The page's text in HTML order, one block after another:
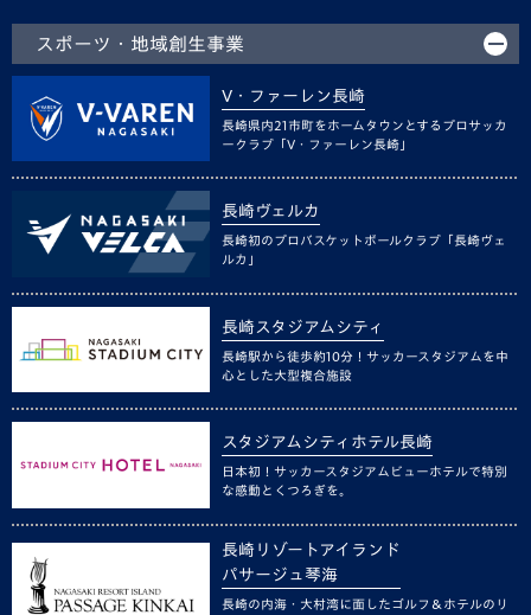
スポーツ・地域創生事業
V・ファーレン長崎
長崎県内21市町をホームタウンとするプロサッカ
ークラブ「V・ファーレン長崎」
長崎ヴェルカ
長崎初のプロバスケットボールクラブ「長崎ヴェ
ルカ」
長崎スタジアムシティ
長崎駅から徒歩約10分！サッカースタジアムを中
心とした大型複合施設
スタジアムシティホテル長崎
日本初！サッカースタジアムビューホテルで特別
な感動とくつろぎを。
長崎リゾートアイランド
パサージュ琴海
長崎の内海・大村湾に面したゴルフ＆ホテルのリ